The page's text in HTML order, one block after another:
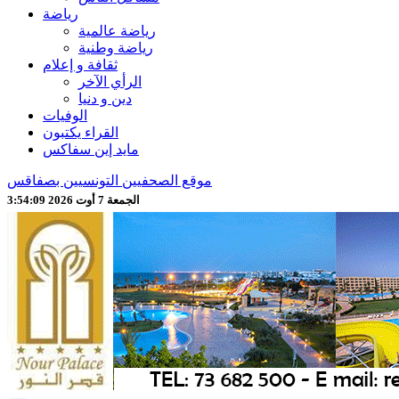
رياضة
رياضة عالمية
رياضة وطنية
ثقافة و إعلام
الرأي الآخر
دين و دنيا
الوفيات
القراء يكتبون
مايد إين سفاكس
موقع الصحفيين التونسيين بصفاقس
الجمعة 7 أوت 2026 3:54:11